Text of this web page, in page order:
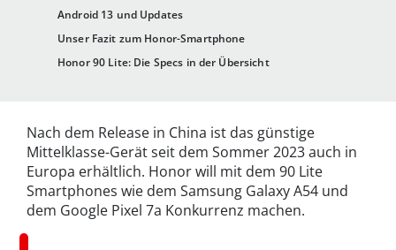
Android 13 und Updates
Unser Fazit zum Honor-Smartphone
Honor 90 Lite: Die Specs in der Übersicht
Nach dem Release in China ist das günstige
Mittelklasse-Gerät seit dem Sommer 2023 auch in
Europa erhältlich. Honor will mit dem 90 Lite
Smartphones wie dem Samsung Galaxy A54 und
dem Google Pixel 7a Konkurrenz machen.